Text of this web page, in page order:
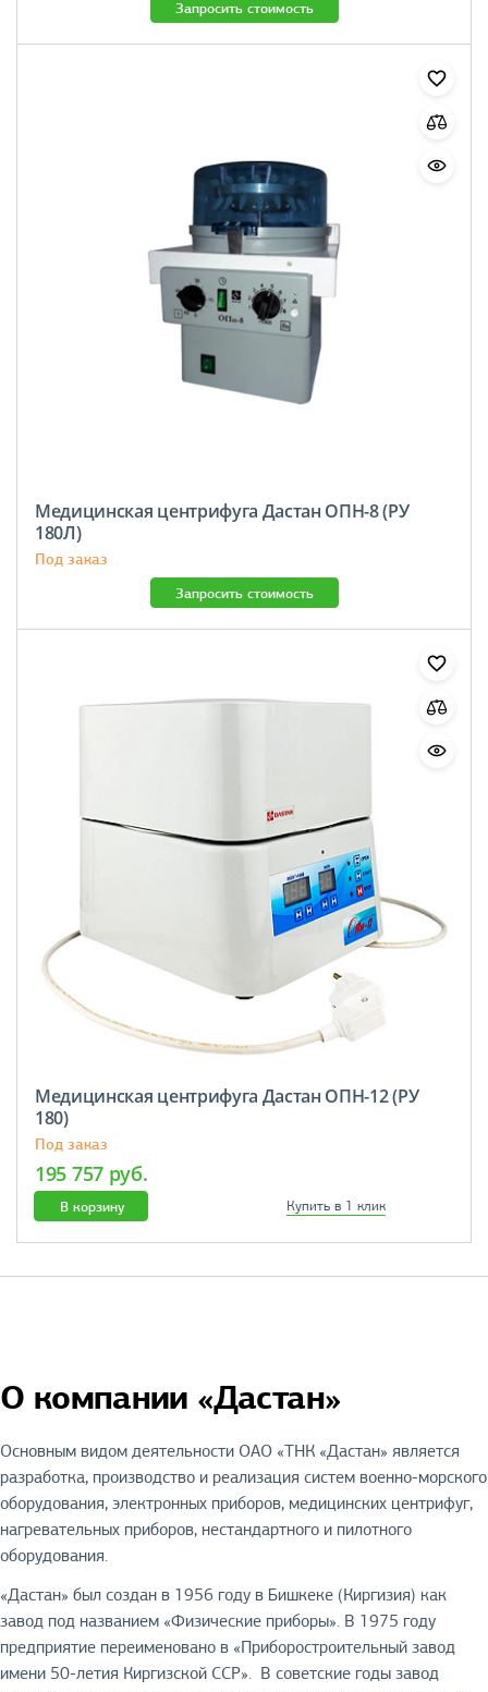
Запросить стоимость
Медицинская центрифуга Дастан ОПН-8 (РУ
180Л)
Под заказ
Запросить стоимость
Медицинская центрифуга Дастан ОПН-12 (РУ
180)
Под заказ
195 757 руб.
В корзину Купить в 1 клик
О компании «Дастан»
Основным видом деятельности ОАО «ТНК «Дастан» является
разработка, производство и реализация систем военно-морского
оборудования, электронных приборов, медицинских центрифуг,
нагревательных приборов, нестандартного и пилотного
оборудования.
«Дастан» был создан в 1956 году в Бишкеке (Киргизия) как
завод под названием «Физические приборы». В 1975 году
предприятие переименовано в «Приборостроительный завод
имени 50-летия Киргизской ССР». В советские годы завод